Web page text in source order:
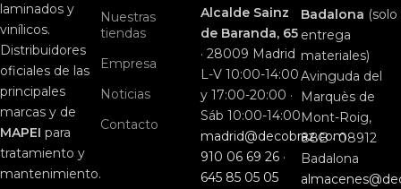
laminados y
vinílicos.
Distribuidores
oficiales de las
principales
marcas y de
MAPEI para
tratamiento y
mantenimiento.
Nuestras
tiendas
Empresa
Noticias
Contacto
Alcalde Sainz
de Baranda, 65
· 28009 Madrid
L-V 10:00-14:00
y 17:00-20:00 ·
Sáb 10:00-14:00
madrid@decobraz.com
910 06 69 26 ·
645 85 05 05
Badalona (solo
entrega
materiales)
Avinguda del
Marquès de
Mont-Roig,
88B · 08912
Badalona